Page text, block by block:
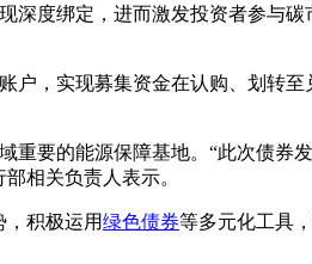
度绑定，进而激发投资者参与碳
，实现募集资金在认购、划转
要的能源保障基地。“此次债券
相关负责人表示。
积极运用绿色债券等多元化工具